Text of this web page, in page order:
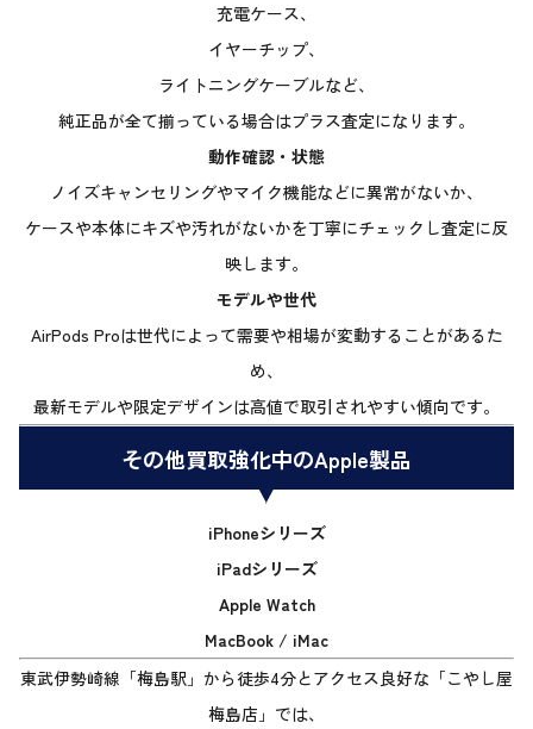
充電ケース、
イヤーチップ、
ライトニングケーブルなど、
純正品が全て揃っている場合はプラス査定になります。
動作確認・状態
ノイズキャンセリングやマイク機能などに異常がないか、
ケースや本体にキズや汚れがないかを丁寧にチェックし査定に反
映します。
モデルや世代
AirPods Proは世代によって需要や相場が変動することがあるた
め、
最新モデルや限定デザインは高値で取引されやすい傾向です。
その他買取強化中のApple製品
iPhoneシリーズ
iPadシリーズ
Apple Watch
MacBook / iMac
東武伊勢崎線「梅島駅」から徒歩4分とアクセス良好な「こやし屋
梅島店」では、